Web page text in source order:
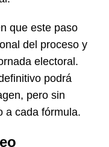
que este paso
del proceso y
electoral.
podrá
pero sin
a cada fórmula.